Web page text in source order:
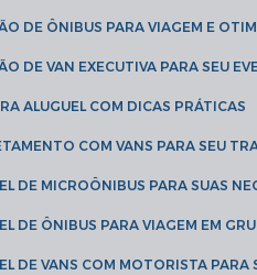
DE ÔNIBUS PARA VIAGEM E
DE VAN EXECUTIVA PARA SEU
ALUGUEL COM DICAS PRÁTICAS
COM VANS PARA SEU
DE MICROÔNIBUS PARA SUAS
DE ÔNIBUS PARA VIAGEM EM
DE VANS COM MOTORISTA PARA